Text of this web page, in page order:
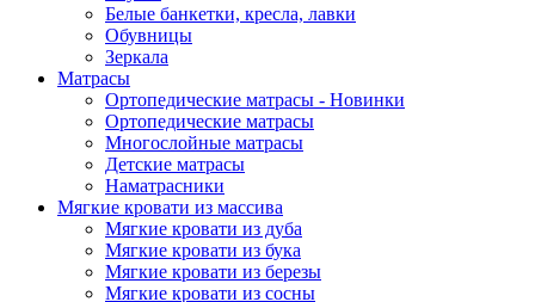
Белые банкетки, кресла, лавки
Обувницы
Зеркала
Матрасы
Ортопедические матрасы - Новинки
Ортопедические матрасы
Многослойные матрасы
Детские матрасы
Наматрасники
Мягкие кровати из массива
Мягкие кровати из дуба
Мягкие кровати из бука
Мягкие кровати из березы
Мягкие кровати из сосны